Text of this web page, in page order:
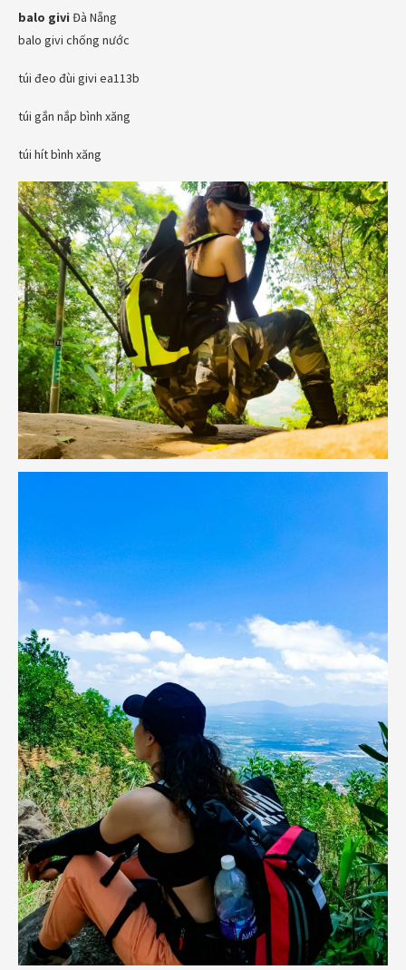
balo givi Đà Nẵng
balo givi chống nước
túi đeo đùi givi ea113b
túi gắn nắp bình xăng
túi hít bình xăng